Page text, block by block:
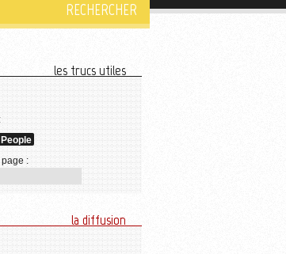
RECHERCHER
les trucs utiles
:
la diffusion